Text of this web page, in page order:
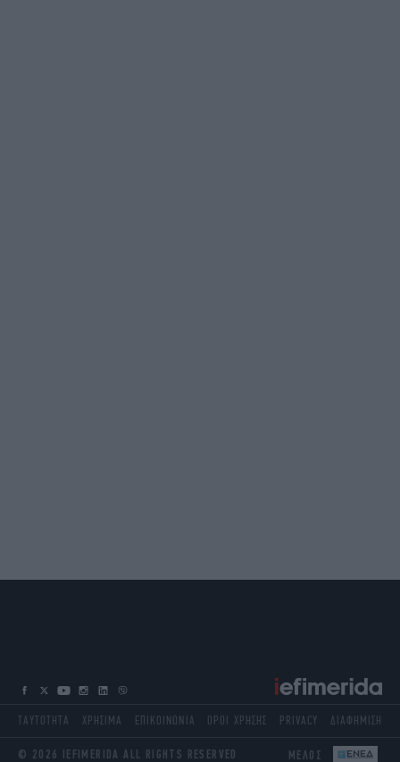
© 2026 IEFIMERIDA ALL RIGHTS RESERVED ΜΕΛΟΣ
ΤΑΥΤΟΤΗΤΑ ΧΡΗΣΙΜΑ ΕΠΙΚΟΙΝΩΝΙΑ ΟΡΟΙ ΧΡΗΣΗΣ PRIVACY ΔΙΑΦΗΜΙΣΗ